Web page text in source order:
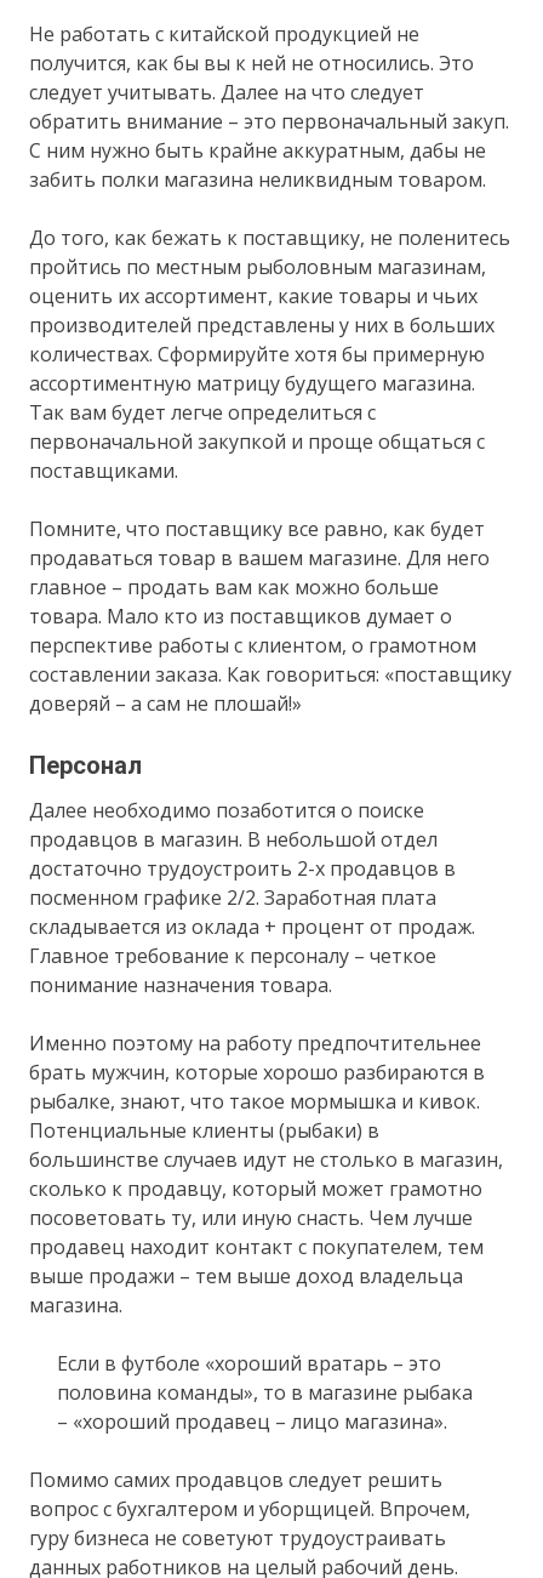
Не работать с китайской продукцией не
получится, как бы вы к ней не относились. Это
следует учитывать. Далее на что следует
обратить внимание – это первоначальный закуп.
С ним нужно быть крайне аккуратным, дабы не
забить полки магазина неликвидным товаром.
До того, как бежать к поставщику, не поленитесь
пройтись по местным рыболовным магазинам,
оценить их ассортимент, какие товары и чьих
производителей представлены у них в больших
количествах. Сформируйте хотя бы примерную
ассортиментную матрицу будущего магазина.
Так вам будет легче определиться с
первоначальной закупкой и проще общаться с
поставщиками.
Помните, что поставщику все равно, как будет
продаваться товар в вашем магазине. Для него
главное – продать вам как можно больше
товара. Мало кто из поставщиков думает о
перспективе работы с клиентом, о грамотном
составлении заказа. Как говориться: «поставщику
доверяй – а сам не плошай!»
Персонал
Далее необходимо позаботится о поиске
продавцов в магазин. В небольшой отдел
достаточно трудоустроить 2-х продавцов в
посменном графике 2/2. Заработная плата
складывается из оклада + процент от продаж.
Главное требование к персоналу – четкое
понимание назначения товара.
Именно поэтому на работу предпочтительнее
брать мужчин, которые хорошо разбираются в
рыбалке, знают, что такое мормышка и кивок.
Потенциальные клиенты (рыбаки) в
большинстве случаев идут не столько в магазин,
сколько к продавцу, который может грамотно
посоветовать ту, или иную снасть. Чем лучше
продавец находит контакт с покупателем, тем
выше продажи – тем выше доход владельца
магазина.
Если в футболе «хороший вратарь – это
половина команды», то в магазине рыбака
– «хороший продавец – лицо магазина».
Помимо самих продавцов следует решить
вопрос с бухгалтером и уборщицей. Впрочем,
гуру бизнеса не советуют трудоустраивать
данных работников на целый рабочий день.